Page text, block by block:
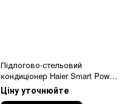
Підлогово-стельовий
кондиціонер Haier Smart Power
AC105S2SH1FA(H)/1UH105N1E
RG
Ціну уточнюйте